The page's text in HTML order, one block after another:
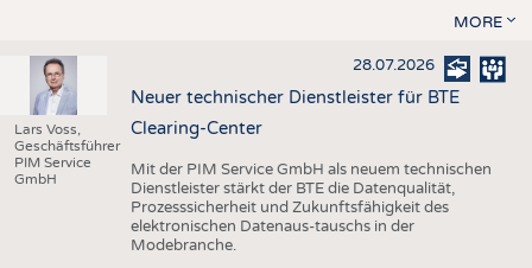
MORE
Lars Voss,
Geschäftsführer
PIM Service
GmbH
28.07.2026
Neuer technischer Dienstleister für BTE
Clearing-Center
Mit der PIM Service GmbH als neuem technischen
Dienstleister stärkt der BTE die Datenqualität,
Prozesssicherheit und Zukunftsfähigkeit des
elektronischen Datenaus-tauschs in der
Modebranche.